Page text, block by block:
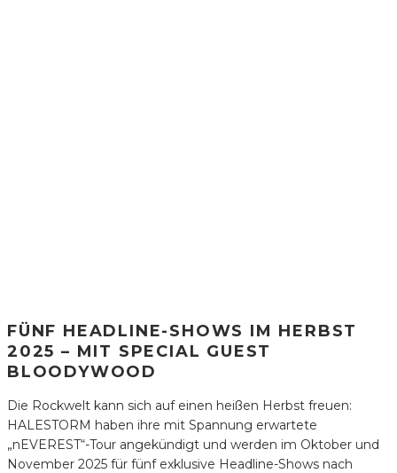
FÜNF HEADLINE-SHOWS IM HERBST
2025 – MIT SPECIAL GUEST
BLOODYWOOD
Die Rockwelt kann sich auf einen heißen Herbst freuen:
HALESTORM haben ihre mit Spannung erwartete
„nEVEREST“-Tour angekündigt und werden im Oktober und
November 2025 für fünf exklusive Headline-Shows nach